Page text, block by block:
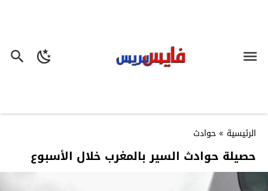
الرئيسية » حوادث
حصيلة حوادث السير بالمغرب خلال الأسبوع